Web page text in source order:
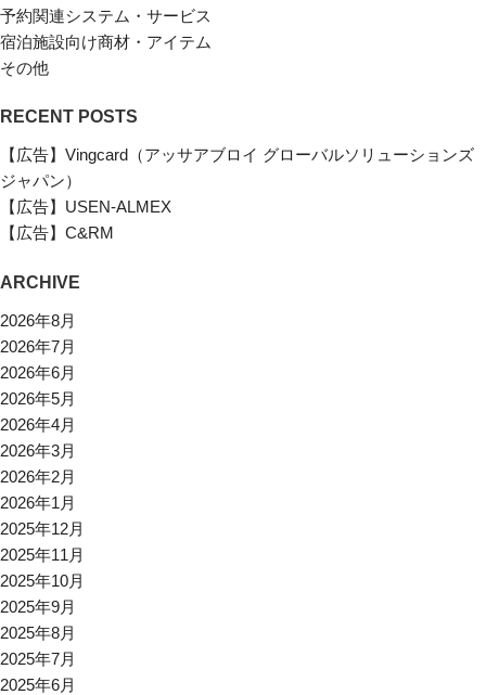
予約関連システム・サービス
宿泊施設向け商材・アイテム
その他
RECENT POSTS
【広告】Vingcard（アッサアブロイ グローバルソリューションズ
ジャパン）
【広告】USEN-ALMEX
【広告】C&RM
ARCHIVE
2026年8月
2026年7月
2026年6月
2026年5月
2026年4月
2026年3月
2026年2月
2026年1月
2025年12月
2025年11月
2025年10月
2025年9月
2025年8月
2025年7月
2025年6月